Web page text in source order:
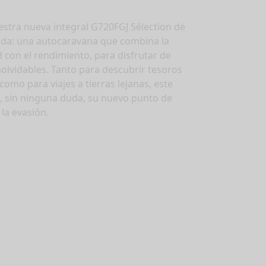
Seleccione
nueva integral G720FGJ Sélection de
una autocaravana que combina la
con el rendimiento, para disfrutar de
Tanto para descubrir tesoros
para viajes a tierras lejanas, este
sin ninguna duda, su nuevo punto de
evasión.